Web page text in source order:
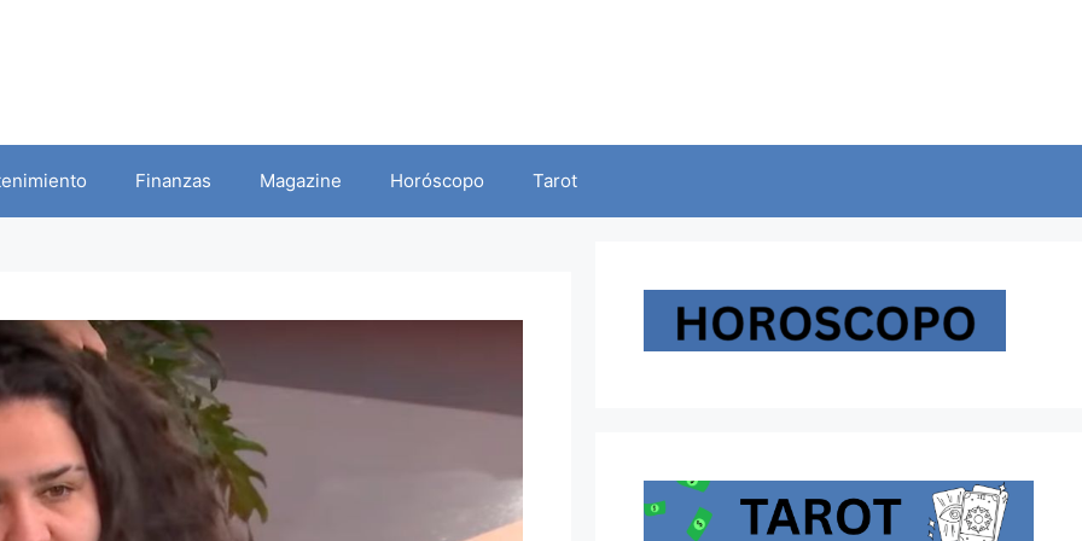
Finanzas Magazine Horóscopo Tarot